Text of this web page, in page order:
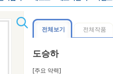
전체보기 전체작품
도승하
[주요 약력]